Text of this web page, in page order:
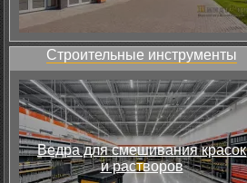
Строительные инструменты
Ведра для смешивания красок
и растворов